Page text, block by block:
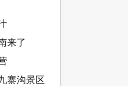
来了
寨沟景区